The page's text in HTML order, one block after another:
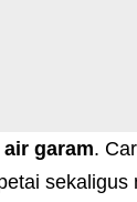
garam.
sekaligus